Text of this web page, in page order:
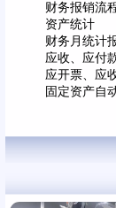
机械行业报价
销售订单报价
报价单报表导
财务报销流
资产统计
财务月统计
应收、应付
应开票、应
固定资产自